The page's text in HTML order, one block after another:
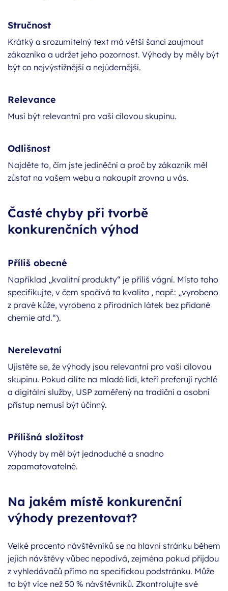
Stručnost
Krátký a srozumitelný text má větší šanci zaujmout
zákazníka a udržet jeho pozornost. Výhody by měly být
být co nejvýstižnější a nejúdernější.
Relevance
Musí být relevantní pro vaši cílovou skupinu.
Odlišnost
Najděte to, čím jste jediněční a proč by zákazník měl
zůstat na vašem webu a nakoupit zrovna u vás.
Časté chyby při tvorbě
konkurenčních výhod
Příliš obecné
Například „kvalitní produkty“ je příliš vágní. Místo toho
specifikujte, v čem spočívá ta kvalita , např.: „vyrobeno
z pravé kůže, vyrobeno z přírodních látek bez přidané
chemie atd.“).
Nerelevatní
Ujistěte se, že výhody jsou relevantní pro vaši cílovou
skupinu. Pokud cílíte na mladé lidi, kteří preferují rychlé
a digitální služby, USP zaměřený na tradiční a osobní
přístup nemusí být účinný.
Přílišná složitost
Výhody by měl být jednoduché a snadno
zapamatovatelné.
Na jakém místě konkurenční
výhody prezentovat?
Velké procento návštěvníků se na hlavní stránku během
jejich návštěvy vůbec nepodívá, zejména pokud přijdou
z vyhledávačů přímo na specifickou podstránku. Může
to být více než 50 % návštěvníků. Zkontrolujte své